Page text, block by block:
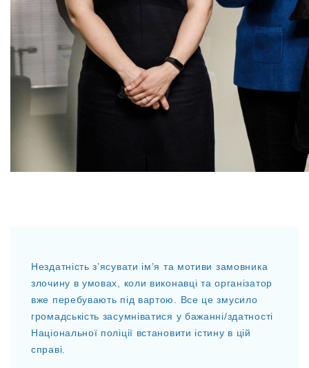
Нездатність з’ясувати ім’я та мотиви замовника
злочину в умовах, коли виконавці та організатор
вже перебувають під вартою. Все це змусило
громадськість засумніватися у бажанні/здатності
Національної поліції встановити істину в цій
справі.